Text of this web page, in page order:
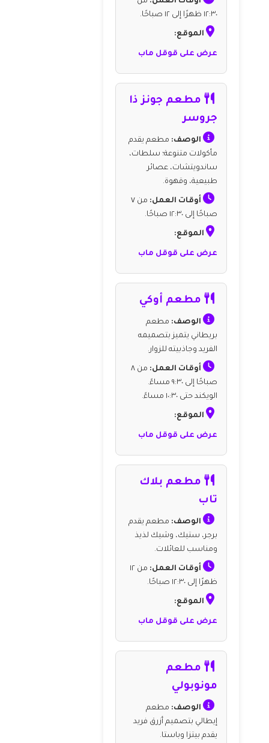
١٢:٣٠ ظهرًا إلى ١٢ صباحًا.
الموقع:
عرض على قوقل ماب
مطعم جونز ذا
جروسر
الوصف: مطعم يقدم
مأكولات متنوعة؛ سلطات،
ساندويتشات، عصائر
طبيعية، وقهوة.
أوقات العمل:
من ٧
صباحًا إلى ١٢:٣٠ صباحًا.
الموقع:
عرض على قوقل ماب
مطعم أوكي
الوصف: مطعم
بريطاني يتميز بتصميمه
الفريد وجاذبيته للزوار.
أوقات العمل:
من ٨
صباحًا إلى ٩:٣٠ مساءً.
الويكند حتى ١٠:٣٠ مساءً.
الموقع:
عرض على قوقل ماب
مطعم بلاك
تاب
الوصف: مطعم يقدم
برجر، ستيك، وشيك لذيذ
ومناسب للعائلات.
أوقات العمل:
من ١٢
ظهرًا إلى ١٢:٣٠ صباحًا.
الموقع:
عرض على قوقل ماب
مطعم
مونوبولي
الوصف: مطعم
إيطالي بتصميم أزرق فريد
يقدم بيتزا وباستا.